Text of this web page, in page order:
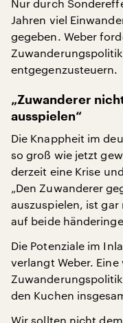
Nur durch
Jahren viel
gegeben. Weber
entgegenzusteuern.
„Zuwanderer
ausspielen“
Die Knappheit im
so groß wie jetzt
derzeit eine Krise
„Den Zuwanderer
auszuspielen, ist
auf beide
Die Potenziale im
verlangt Weber.
den Kuchen
Wir sollten nicht